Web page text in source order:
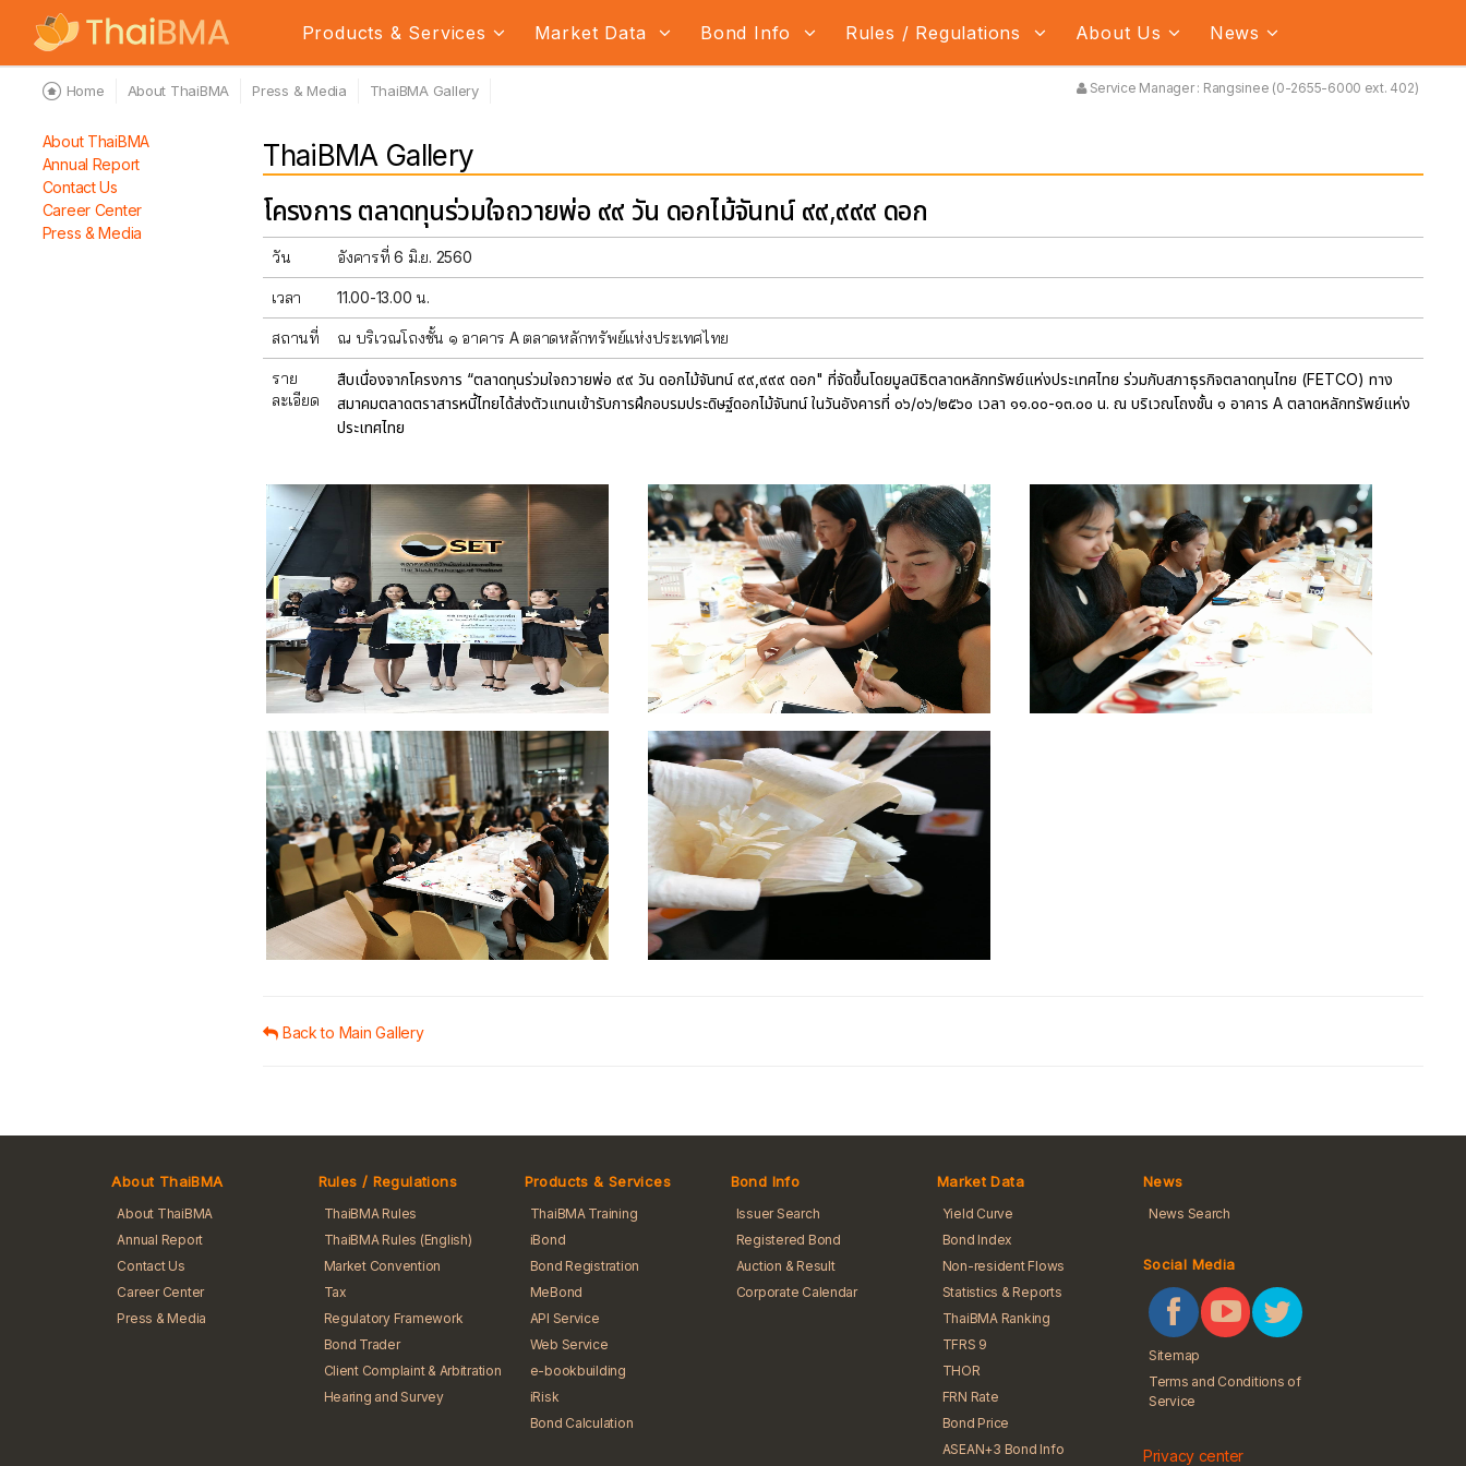
Products & Services Market Data Bond Info Rules / Regulations About Us News
Home About ThaiBMA Press & Media ThaiBMA Gallery Service Manager : Rangsinee (0-2655-6000 ext. 402)
About ThaiBMA
Annual Report
Contact Us
Career Center
Press & Media
ThaiBMA Gallery
โครงการ ตลาดทุนร่วมใจถวายพ่อ ๙๙ วัน ดอกไม้จันทน์ ๙๙,๙๙๙ ดอก
วัน อังคารที่ 6 มิ.ย. 2560
เวลา 11.00-13.00 น.
สถานที่ ณ บริเวณโถงชั้น ๑ อาคาร A ตลาดหลักทรัพย์แห่งประเทศไทย
ราย
ละเอียด
สืบเนื่องจากโครงการ “ตลาดทุนร่วมใจถวายพ่อ ๙๙ วัน ดอกไม้จันทน์ ๙๙,๙๙๙ ดอก" ที่จัดขึ้นโดยมูลนิธิตลาดหลักทรัพย์แห่งประเทศไทย ร่วมกับสภาธุรกิจตลาดทุนไทย (FETCO) ทาง
สมาคมตลาดตราสารหนี้ไทยได้ส่งตัวแทนเข้ารับการฝึกอบรมประดิษฐ์ดอกไม้จันทน์ ในวันอังคารที่ ๐๖/๐๖/๒๕๖๐ เวลา ๑๑.๐๐-๑๓.๐๐ น. ณ บริเวณโถงชั้น ๑ อาคาร A ตลาดหลักทรัพย์แห่ง
ประเทศไทย
Back to Main Gallery
About ThaiBMA
About ThaiBMA
Annual Report
Contact Us
Career Center
Press & Media
Rules / Regulations
ThaiBMA Rules
ThaiBMA Rules (English)
Market Convention
Tax
Regulatory Framework
Bond Trader
Client Complaint & Arbitration
Hearing and Survey
Products & Services
ThaiBMA Training
iBond
Bond Registration
MeBond
API Service
Web Service
e-bookbuilding
iRisk
Bond Calculation
Bond Info
Issuer Search
Registered Bond
Auction & Result
Corporate Calendar
Market Data
Yield Curve
Bond Index
Non-resident Flows
Statistics & Reports
ThaiBMA Ranking
TFRS 9
THOR
FRN Rate
Bond Price
ASEAN+3 Bond Info
News
News Search
Social Media
Sitemap
Terms and Conditions of
Service
Privacy center